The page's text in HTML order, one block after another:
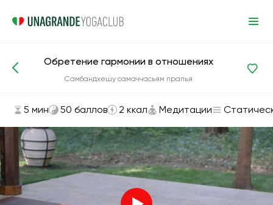
Асаны и упражнения
Обретение гармонии в отношениях
Самбандхешу самаччасьям прапья
5 мин 50 баллов 2 ккал Медитации